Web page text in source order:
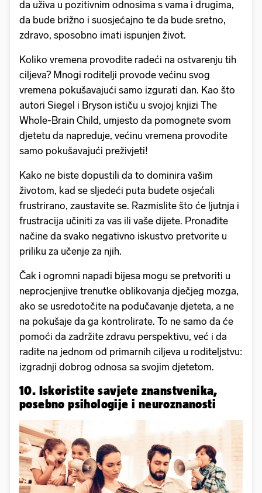
da uživa u pozitivnim odnosima s vama i drugima,
da bude brižno i suosjećajno te da bude sretno,
zdravo, sposobno imati ispunjen život.
Koliko vremena provodite radeći na ostvarenju tih
ciljeva? Mnogi roditelji provode većinu svog
vremena pokušavajući samo izgurati dan. Kao što
autori Siegel i Bryson ističu u svojoj knjizi The
Whole-Brain Child, umjesto da pomognete svom
djetetu da napreduje, većinu vremena provodite
samo pokušavajući preživjeti!
Kako ne biste dopustili da to dominira vašim
životom, kad se sljedeći puta budete osjećali
frustrirano, zaustavite se. Razmislite što će ljutnja i
frustracija učiniti za vas ili vaše dijete. Pronađite
načine da svako negativno iskustvo pretvorite u
priliku za učenje za njih.
Čak i ogromni napadi bijesa mogu se pretvoriti u
neprocjenjive trenutke oblikovanja dječjeg mozga,
ako se usredotočite na podučavanje djeteta, a ne
na pokušaje da ga kontrolirate. To ne samo da će
pomoći da zadržite zdravu perspektivu, već i da
radite na jednom od primarnih ciljeva u roditeljstvu:
izgradnji dobrog odnosa sa svojim djetetom.
10. Iskoristite savjete znanstvenika,
posebno psihologije i neuroznanosti